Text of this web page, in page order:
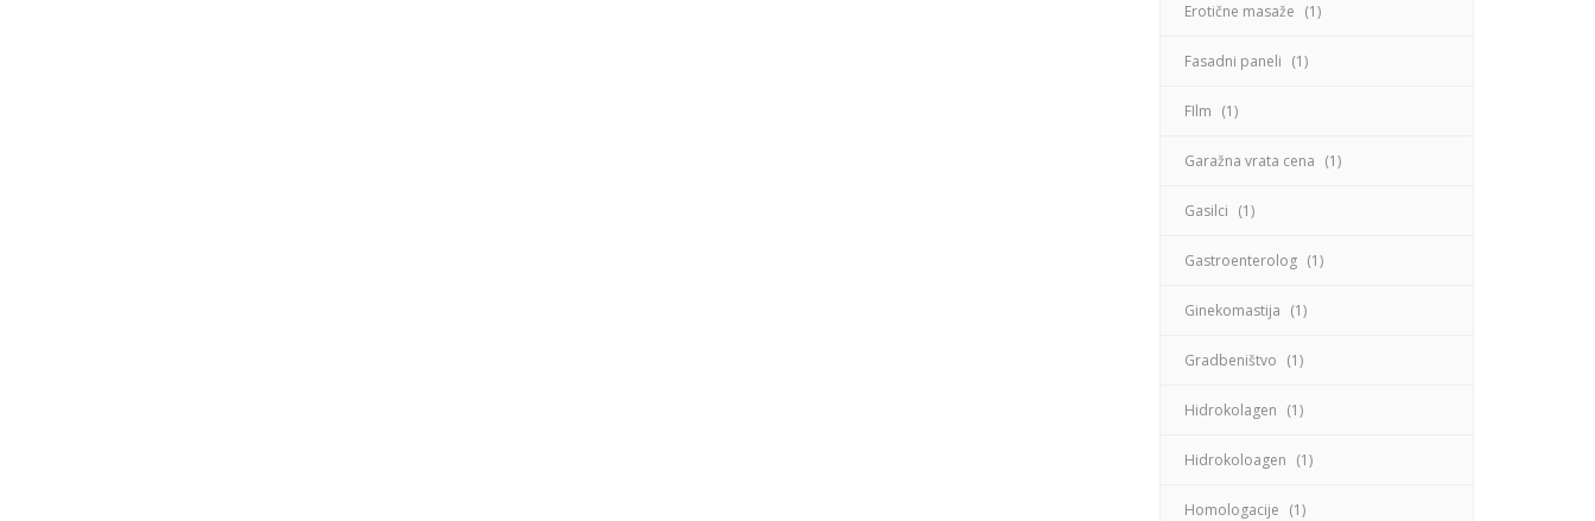
Erotične masaže (1)
Fasadni paneli (1)
FIlm (1)
Garažna vrata cena (1)
Gasilci (1)
Gastroenterolog (1)
Ginekomastija (1)
Gradbeništvo (1)
Hidrokolagen (1)
Hidrokoloagen (1)
Homologacije (1)